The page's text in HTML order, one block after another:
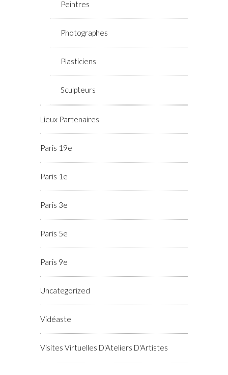
Peintres
Photographes
Plasticiens
Sculpteurs
Lieux Partenaires
Paris 19e
Paris 1e
Paris 3e
Paris 5e
Paris 9e
Uncategorized
Vidéaste
Visites Virtuelles D'Ateliers D'Artistes